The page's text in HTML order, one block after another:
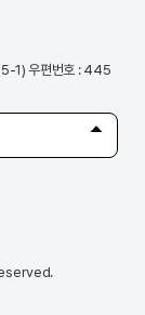
1) 우편번호 : 445